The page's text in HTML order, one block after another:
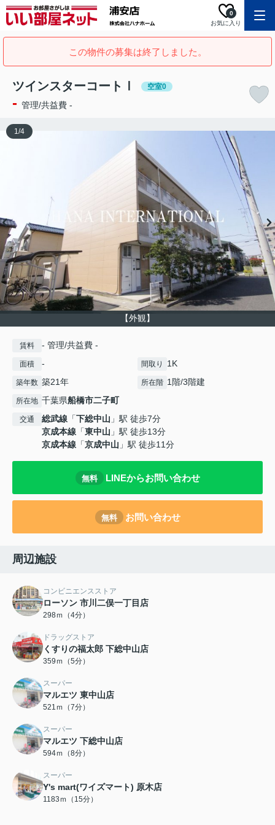
お気に入り
0
この物件の募集は終了しました。
ツインスターコートⅠ 空室0
- 管理/共益費 -
【外観】
1/4
賃料 - 管理/共益費 -
面積 - 間取り 1K
築年数 築21年 所在階 1階/3階建
所在地 千葉県船橋市二子町
交通 総武線 「下総中山 」駅 徒歩7分
京成本線 「東中山 」駅 徒歩13分
京成本線 「京成中山 」駅 徒歩11分
無料 LINEからお問い合わせ
無料 お問い合わせ
周辺施設
コンビニエンスストア
ローソン 市川二俣一丁目店
298ｍ（4分）
ドラッグストア
くすりの福太郎 下総中山店
359ｍ（5分）
スーパー
マルエツ 東中山店
521ｍ（7分）
スーパー
マルエツ 下総中山店
594ｍ（8分）
スーパー
Y's mart(ワイズマート) 原木店
1183ｍ（15分）